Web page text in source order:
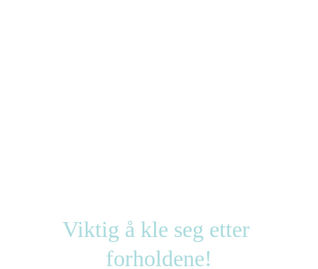
Viktig å kle seg etter
forholdene!